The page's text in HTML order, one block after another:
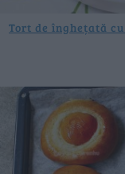
Tort de înghețată